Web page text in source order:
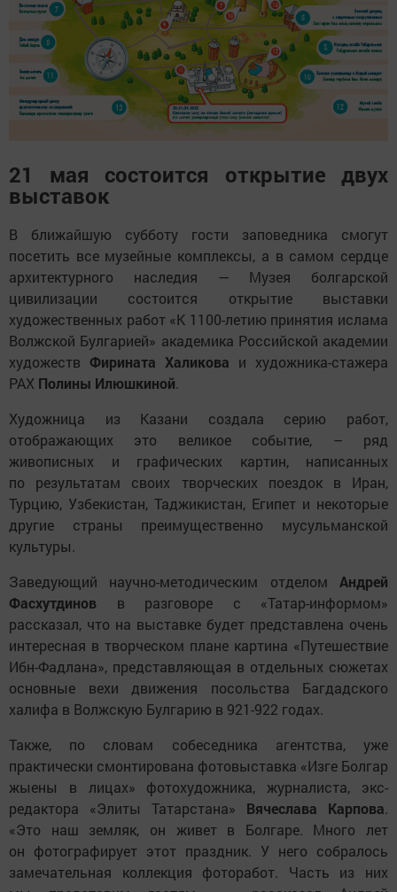
21 мая состоится открытие двух
выставок
В ближайшую субботу гости заповедника смогут
посетить все музейные комплексы, а в самом сердце
архитектурного наследия — Музея болгарской
цивилизации состоится открытие выставки
художественных работ «К 1100-летию принятия ислама
Волжской Булгарией» академика Российской академии
художеств Фирината Халикова и художника-стажера
РАХ Полины Илюшкиной.
Художница из Казани создала серию работ,
отображающих это великое событие, – ряд
живописных и графических картин, написанных
по результатам своих творческих поездок в Иран,
Турцию, Узбекистан, Таджикистан, Египет и некоторые
другие страны преимущественно мусульманской
культуры.
Заведующий научно-методическим отделом Андрей
Фасхутдинов в разговоре с «Татар-информом»
рассказал, что на выставке будет представлена очень
интересная в творческом плане картина «Путешествие
Ибн-Фадлана», представляющая в отдельных сюжетах
основные вехи движения посольства Багдадского
халифа в Волжскую Булгарию в 921-922 годах.
Также, по словам собеседника агентства, уже
практически смонтирована фотовыставка «Изге Болгар
жыены в лицах» фотохудожника, журналиста, экс-
редактора «Элиты Татарстана» Вячеслава Карпова.
«Это наш земляк, он живет в Болгаре. Много лет
он фотографирует этот праздник. У него собралось
замечательная коллекция фоторабот. Часть из них